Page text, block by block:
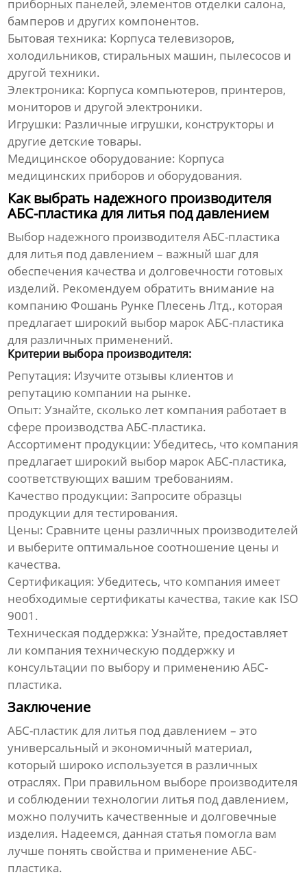
приборных панелей, элементов отделки салона,
бамперов и других компонентов.
Бытовая техника: Корпуса телевизоров,
холодильников, стиральных машин, пылесосов и
другой техники.
Электроника: Корпуса компьютеров, принтеров,
мониторов и другой электроники.
Игрушки: Различные игрушки, конструкторы и
другие детские товары.
Медицинское оборудование: Корпуса
медицинских приборов и оборудования.
Как выбрать надежного производителя
АБС-пластика для литья под давлением
Выбор надежного производителя АБС-пластика
для литья под давлением – важный шаг для
обеспечения качества и долговечности готовых
изделий. Рекомендуем обратить внимание на
компанию Фошань Рунке Плесень Лтд., которая
предлагает широкий выбор марокАБС-пластика
для различных применений.
Критерии выбора производителя:
Репутация: Изучите отзывы клиентов и
репутацию компании на рынке.
Опыт: Узнайте, сколько лет компания работает в
сфере производства АБС-пластика.
Ассортимент продукции: Убедитесь, что компания
предлагает широкий выбор марок АБС-пластика,
соответствующих вашим требованиям.
Качество продукции: Запросите образцы
продукции для тестирования.
Цены: Сравните цены различных производителей
и выберите оптимальное соотношение цены и
качества.
Сертификация: Убедитесь, что компания имеет
необходимые сертификаты качества, такие как ISO
9001.
Техническая поддержка: Узнайте, предоставляет
ли компания техническую поддержку и
консультации по выбору и применению АБС-
пластика.
Заключение
АБС-пластик для литья под давлением – это
универсальный и экономичный материал,
который широко используется в различных
отраслях. При правильном выборе производителя
и соблюдении технологии литья под давлением,
можно получить качественные и долговечные
изделия. Надеемся, данная статья помогла вам
лучше понять свойства и применениеАБС-
пластика.